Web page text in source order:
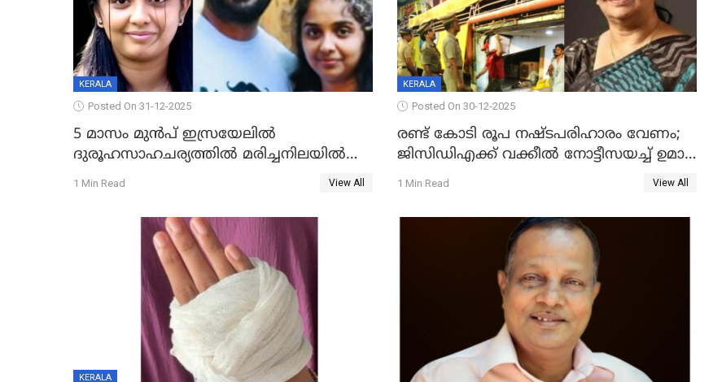
KERALA
Posted On 31-12-2025
5 മാസം മുൻപ് ഇസ്രയേലിൽ
ദുരൂഹസാഹചര്യത്തിൽ മരിച്ചനിലയിൽ
കണ്ടെത്തിയ മലയാളി യുവാവിന്റെ
1 Min Read View All
KERALA
Posted On 30-12-2025
രണ്ട് കോടി രൂപ നഷ്ടപരിഹാരം വേണം;
ജിസിഡിഎക്ക് വക്കീൽ നോട്ടീസയച്ച് ഉമാ
തോമസ്
1 Min Read View All
KERALA